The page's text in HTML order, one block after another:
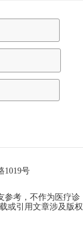
1019号
参考，不作为医疗诊
或引用文章涉及版权